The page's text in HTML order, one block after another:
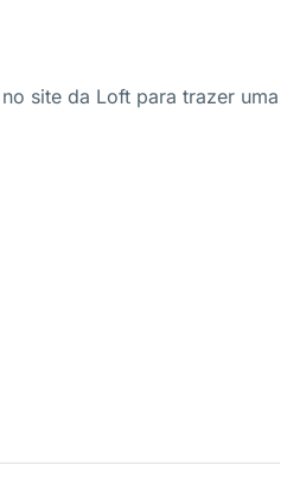
site da Loft para trazer uma